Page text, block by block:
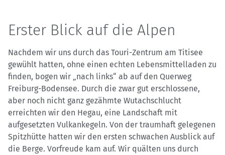
Erster Blick auf die Alpen
Nachdem wir uns durch das Touri-Zentrum am Titisee
gewühlt hatten, ohne einen echten Lebensmittelladen zu
finden, bogen wir „nach links“ ab auf den Querweg
Freiburg-Bodensee. Durch die zwar gut erschlossene,
aber noch nicht ganz gezähmte Wutachschlucht
erreichten wir den Hegau, eine Landschaft mit
aufgesetzten Vulkankegeln. Von der traumhaft gelegenen
Spitzhütte hatten wir den ersten schwachen Ausblick auf
die Berge. Vorfreude kam auf. Wir quälten uns durch